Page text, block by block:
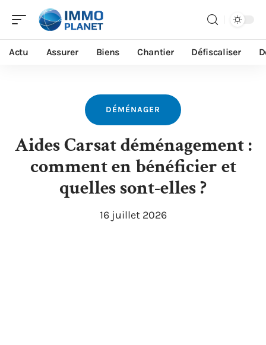
Actu Assurer Biens Chantier Défiscaliser
DÉMÉNAGER
Aides Carsat déménagement :
comment en bénéficier et
quelles sont-elles ?
16 juillet 2026